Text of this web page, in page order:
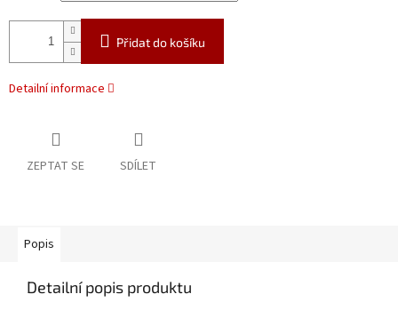
Přidat do košíku
Detailní informace
ZEPTAT SE SDÍLET
Popis
Detailní popis produktu